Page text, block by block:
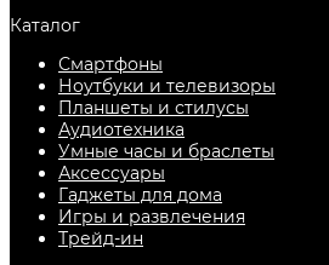
Каталог
Смартфоны
Ноутбуки и телевизоры
Планшеты и стилусы
Аудиотехника
Умные часы и браслеты
Аксессуары
Гаджеты для дома
Игры и развлечения
Трейд-ин